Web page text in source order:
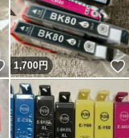
いいね！
1,700円